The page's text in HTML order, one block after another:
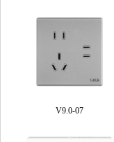
V9.0-07